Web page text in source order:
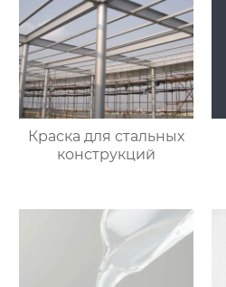
Краска для стальных
конструкций